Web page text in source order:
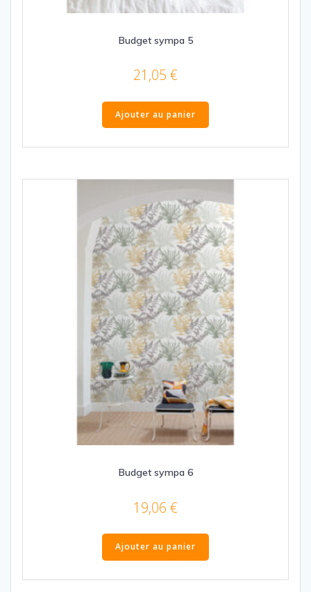
Budget sympa 5
21,05 €
Ajouter au panier
Budget sympa 6
19,06 €
Ajouter au panier